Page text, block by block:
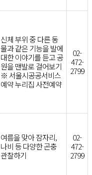
신체 부위 중 다른 동
물과 같은 기능을 발에
대한 이야기를 듣고 공
원을 맨발로 걸어보기
※ 서울시공공서비스
예약 누리집 사전예약
02-
472-
2799
여름을 맞아 잠자리,
나비 등 다양한 곤충
관찰하기
02-
472-
2799